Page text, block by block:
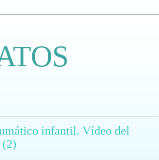
infantil. Vídeo del
(2)